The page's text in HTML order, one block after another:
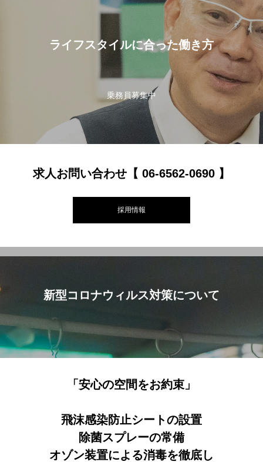
ライフスタイルに合った働き方
乗務員募集中
求人お問い合わせ【 06-6562-0690 】
採用情報
新型コロナウィルス対策について
「安心の空間をお約束」
飛沫感染防止シートの設置
除菌スプレーの常備
オゾン装置による消毒を徹底し